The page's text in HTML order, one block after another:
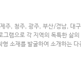
주, 청주, 광주, 부산/경남, 대
그램으로 각 지역의 독특한 삶
형 소재를 발굴하여 소개하는 다